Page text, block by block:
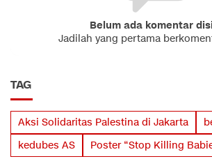
Belum ada komentar
Jadilah yang pertama
TAG
Aksi Solidaritas Palestina di Jakarta
kedubes AS
Poster “Stop Killing